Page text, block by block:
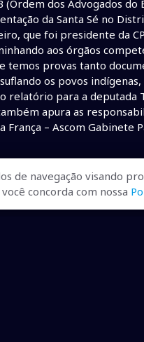
dos Advogados
da Santa Sé no
que foi presidente da
aos órgãos
temos provas tanto
os povos
relatório para a deputada
apura as
França – Ascom Gabinete
de navegação visando
concorda com nossa